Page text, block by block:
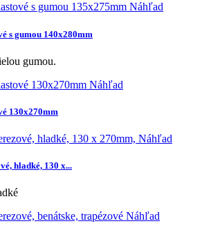
Náhľad
s gumou 140x280mm
gumou.
Náhľad
130x270mm
Náhľad
hladké, 130 x...
Náhľad